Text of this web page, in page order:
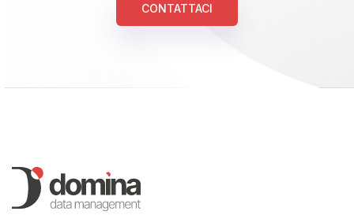
CONTATTACI